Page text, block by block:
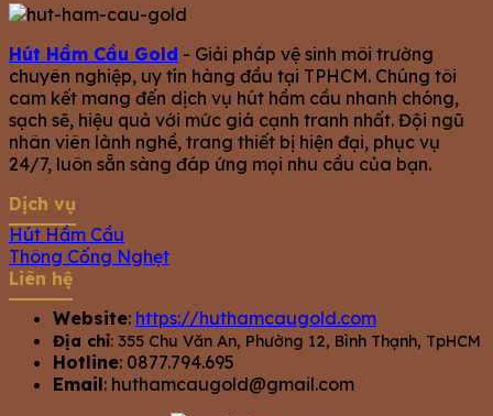
Hút Hầm Cầu Gold - Giải pháp vệ sinh môi trường
chuyên nghiệp, uy tín hàng đầu tại TPHCM. Chúng tôi
cam kết mang đến dịch vụ hút hầm cầu nhanh chóng,
sạch sẽ, hiệu quả với mức giá cạnh tranh nhất. Đội ngũ
nhân viên lành nghề, trang thiết bị hiện đại, phục vụ
24/7, luôn sẵn sàng đáp ứng mọi nhu cầu của bạn.
Dịch vụ
Hút Hầm Cầu
Thông Cống Nghẹt
Liên hệ
Website: https://huthamcaugold.com
Địa chỉ: 355 Chu Văn An, Phường 12, Bình Thạnh, TpHCM
Hotline: 0877.794.695
Email: huthamcaugold@gmail.com